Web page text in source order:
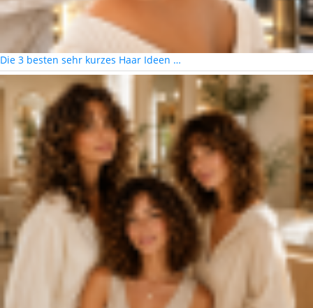
Die 3 besten sehr kurzes Haar Ideen …